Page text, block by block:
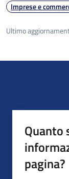
Imprese e
Ultimo
Quanto
pagina?